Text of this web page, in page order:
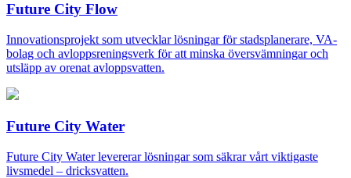
Future City Flow
Innovationsprojekt som utvecklar lösningar för stadsplanerare, VA-
bolag och avloppsreningsverk för att minska översvämningar och
utsläpp av orenat avloppsvatten.
Future City Water
Future City Water levererar lösningar som säkrar vårt viktigaste
livsmedel – dricksvatten.